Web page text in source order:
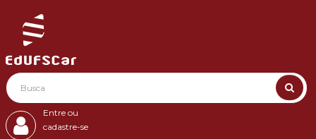
Entre ou
cadastre-se